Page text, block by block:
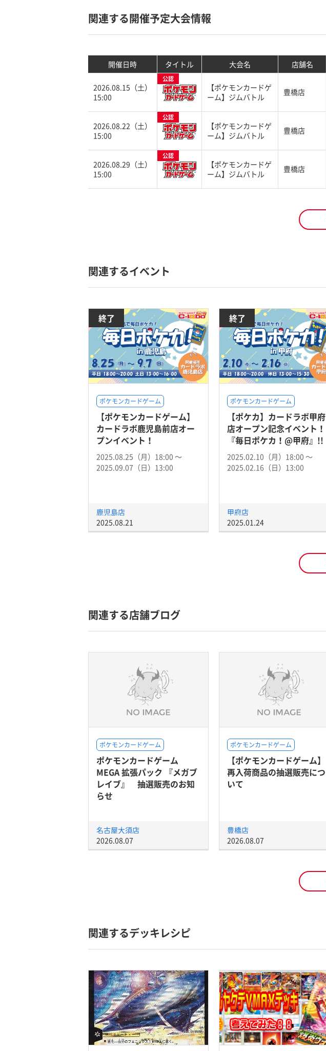
関連する開催予定大会情報
開催日時 タイトル 大会名 店舗名
2026.08.15（土）
15:00
公認
【ポケモンカードゲ
ーム】ジムバトル
豊橋店
2026.08.22（土）
15:00
公認
【ポケモンカードゲ
ーム】ジムバトル
豊橋店
2026.08.29（土）
15:00
公認
【ポケモンカードゲ
ーム】ジムバトル
豊橋店
関連するイベント
終了
ポケモンカードゲーム
【ポケモンカードゲーム】
カードラボ鹿児島前店オー
プンイベント！
2025.08.25（月）18:00 〜
2025.09.07（日）13:00
鹿児島店
2025.08.21
終了
ポケモンカードゲーム
【ポケカ】カードラボ甲府
店オープン記念イベント！
『毎日ポケカ！@甲府』!!
2025.02.10（月）18:00 〜
2025.02.16（日）13:00
甲府店
2025.01.24
関連する店舗ブログ
ポケモンカードゲーム
ポケモンカードゲーム
MEGA 拡張パック 『メガブ
レイブ』 抽選販売のお知
らせ
名古屋大須店
2026.08.07
ポケモンカードゲーム
【ポケモンカードゲーム】
再入荷商品の抽選販売につ
いて
豊橋店
2026.08.07
関連するデッキレシピ